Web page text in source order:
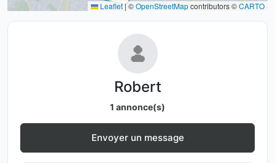
Leaflet|©OpenStreetMapcontributors ©CARTO
Robert
1 annonce(s)
Envoyer un message